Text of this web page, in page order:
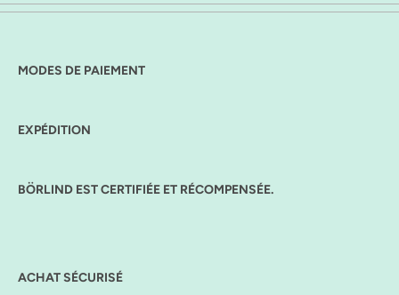
MODES DE PAIEMENT
EXPÉDITION
BÖRLIND EST CERTIFIÉE ET RÉCOMPENSÉE.
ACHAT SÉCURISÉ